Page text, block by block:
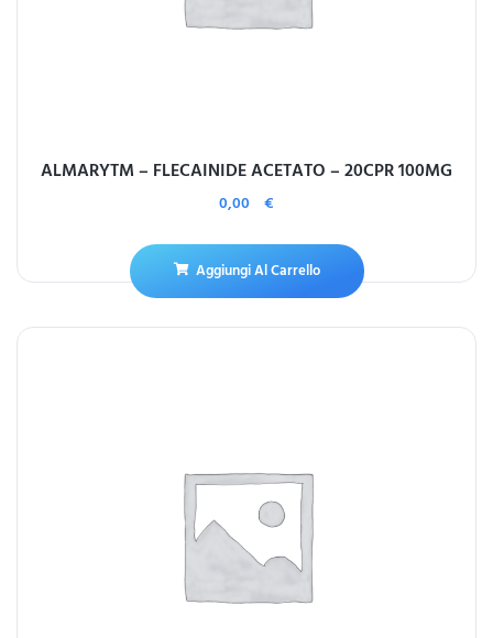
ALMARYTM – FLECAINIDE ACETATO – 20CPR 100MG
0,00 €
Aggiungi Al Carrello